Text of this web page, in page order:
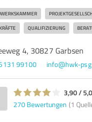
QUALIFIZIERUNG
4, 30827 Garbsen
99100 info@hwk-
3,90 /
270 Bewertungen (1